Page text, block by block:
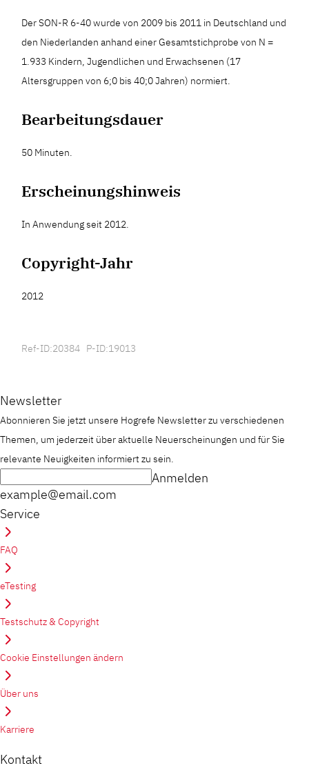
Der SON-R 6-40 wurde von 2009 bis 2011 in Deutschland und
den Niederlanden anhand einer Gesamtstichprobe von N =
1.933 Kindern, Jugendlichen und Erwachsenen (17
Altersgruppen von 6;0 bis 40;0 Jahren) normiert.
Bearbeitungsdauer
50 Minuten.
Erscheinungshinweis
In Anwendung seit 2012.
Copyright-Jahr
2012
Ref-ID:20384 P-ID:19013
Newsletter
Abonnieren Sie jetzt unsere Hogrefe Newsletter zu verschiedenen
Themen, um jederzeit über aktuelle Neuerscheinungen und für Sie
relevante Neuigkeiten informiert zu sein.
example@email.com
Anmelden
Service
FAQ
eTesting
Testschutz & Copyright
Cookie Einstellungen ändern
Über uns
Karriere
Kontakt